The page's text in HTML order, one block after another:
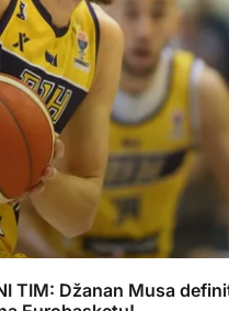
TIM: Džanan Musa